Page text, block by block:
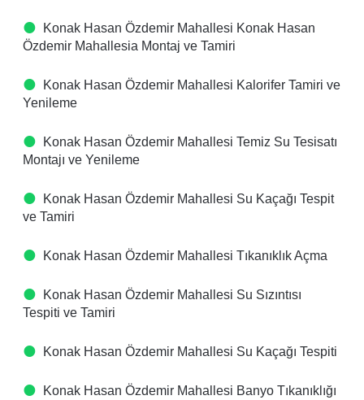
Konak Hasan Özdemir Mahallesi Konak Hasan
Özdemir Mahallesia Montaj ve Tamiri
Konak Hasan Özdemir Mahallesi Kalorifer Tamiri ve
Yenileme
Konak Hasan Özdemir Mahallesi Temiz Su Tesisatı
Montajı ve Yenileme
Konak Hasan Özdemir Mahallesi Su Kaçağı Tespit
ve Tamiri
Konak Hasan Özdemir Mahallesi Tıkanıklık Açma
Konak Hasan Özdemir Mahallesi Su Sızıntısı
Tespiti ve Tamiri
Konak Hasan Özdemir Mahallesi Su Kaçağı Tespiti
Konak Hasan Özdemir Mahallesi Banyo Tıkanıklığı